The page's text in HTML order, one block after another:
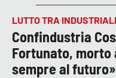
LUTTO TRA INDUSTRIALI
Confindustria
Fortunato, morto
sempre al futuro»